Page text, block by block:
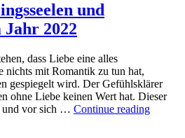
und
2022
dass Liebe eine alles
nichts mit Romantik zu tun hat,
gespiegelt wird. Der Gefühlsklärer
ohne Liebe keinen Wert hat. Dieser
und vor sich … Continue reading